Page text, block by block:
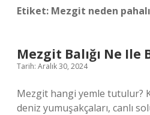
Etiket: Mezgit neden pahalı
Mezgit Balığı Ne Ile
Tarih: Aralık 30, 2024
Mezgit hangi yemle tutulur?
deniz yumuşakçaları, canlı